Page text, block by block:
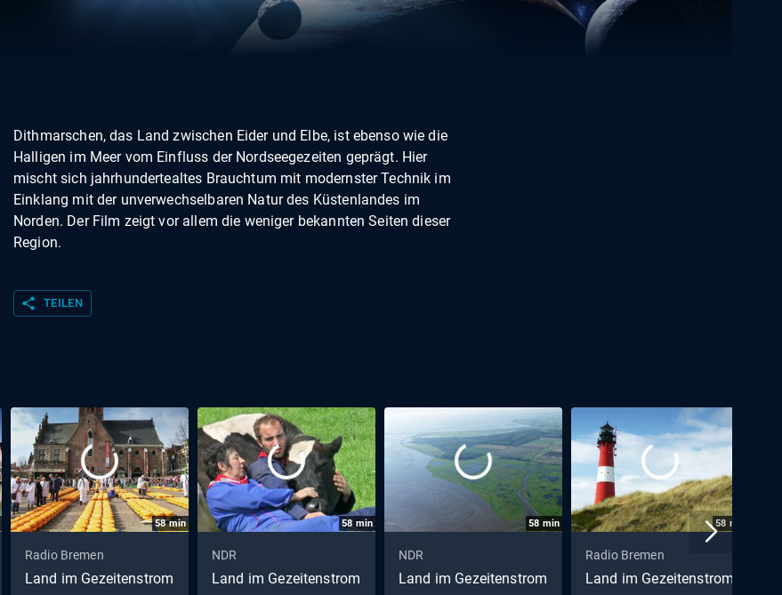
Dithmarschen, das Land zwischen Eider und Elbe, ist ebenso wie die
Halligen im Meer vom Einfluss der Nordseegezeiten geprägt. Hier
mischt sich jahrhundertealtes Brauchtum mit modernster Technik im
Einklang mit der unverwechselbaren Natur des Küstenlandes im
Norden. Der Film zeigt vor allem die weniger bekannten Seiten dieser
Region.
share TEILEN
58min
Radio Bremen
Land im Gezeitenstrom
58 min
NDR
Land im Gezeitenstrom
58 min
NDR
Land im Gezeitenstrom
58 min
Radio Bremen
Land im Gezeitenstrom